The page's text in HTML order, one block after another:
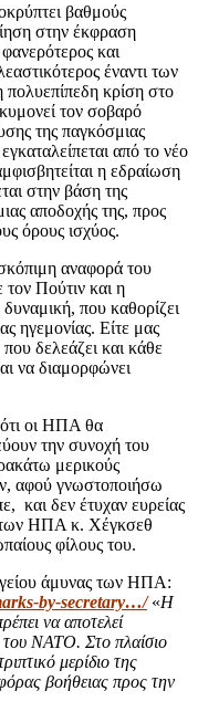
βαθμούς
στην έκφραση
και
έναντι των
πολυεπίπεδη κρίση στο
τον σοβαρό
της παγκόσμιας
από το νέο
η εδραίωση
στην βάση της
αποδοχής της, προς
όρους ισχύος.
αναφορά του
Πούτιν και η
που καθορίζει
ηγεμονίας. Είτε μας
που δελεάζει και κάθε
να διαμορφώνει
ότι οι ΗΠΑ θα
την συνοχή του
μερικούς
αφού γνωστοποιήσω
και δεν έτυχαν ευρείας
των ΗΠΑ κ. Χέγκσεθ
φίλους του.
άμυνας των ΗΠΑ:
by-secretary…/«Η
να αποτελεί
του ΝΑΤΟ. Στο πλαίσιο
μερίδιο της
βοήθειας προς την